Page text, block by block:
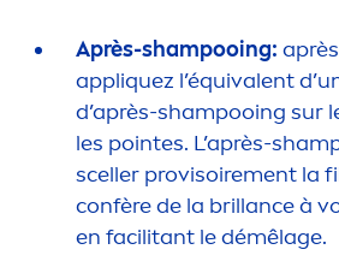
Après-shampooing:
appliquez l’équivalent
d’après-shampooing sur
les pointes. L’après-
sceller provisoirement la
confère de la brillance à
en facilitant le démêlage.